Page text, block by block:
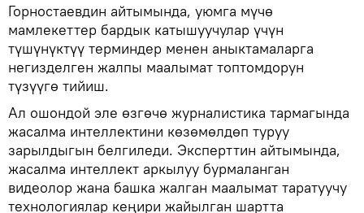
Горностаевдин айтымында, уюмга мүчө
мамлекеттер бардык катышуучулар үчүн
түшүнүктүү терминдер менен аныктамаларга
негизделген жалпы маалымат топтомдорун
түзүүгө тийиш.
Ал ошондой эле өзгөчө журналистика тармагында
жасалма интеллектини көзөмөлдөп туруу
зарылдыгын белгиледи. Эксперттин айтымында,
жасалма интеллект аркылуу бурмаланган
видеолор жана башка жалган маалымат таратуучу
технологиялар кеңири жайылган шартта